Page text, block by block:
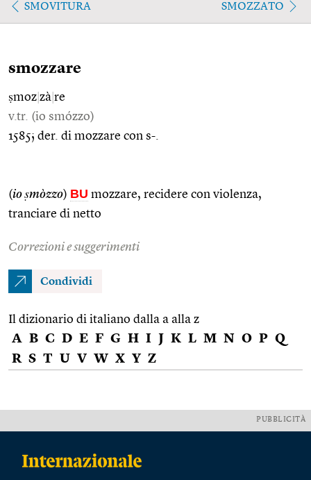
SMOVITURA SMOZZATO
smozzare
ṣmoz zà re
v.tr. (io smózzo)
1585; der. di mozzare con s-.
(io ṣmòzzo) BU mozzare, recidere con violenza,
tranciare di netto
Correzioni e suggerimenti
Condividi
Il dizionario di italiano dalla a alla z
A B C D E F G H I J K L M N O P Q
R S T U V W X Y Z
PUBBLICITÀ